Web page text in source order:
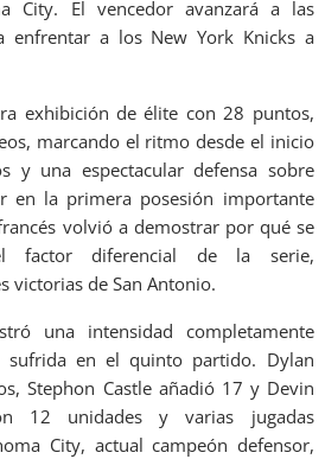
City. El vencedor avanzará a las
enfrentar a los New York Knicks a
exhibición de élite con 28 puntos,
marcando el ritmo desde el inicio
y una espectacular defensa sobre
en la primera posesión importante
volvió a demostrar por qué se
factor diferencial de la serie,
victorias de San Antonio.
una intensidad completamente
en el quinto partido. Dylan
Stephon Castle añadió 17 y Devin
12 unidades y varias jugadas
City, actual campeón defensor,